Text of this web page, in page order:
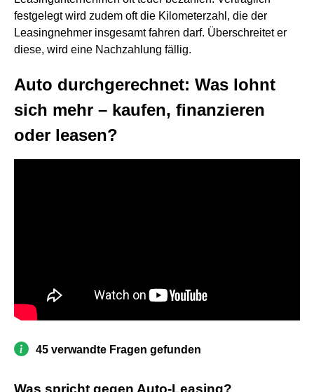
festgelegt wird zudem oft die Kilometerzahl, die der
Leasingnehmer insgesamt fahren darf. Überschreitet er
diese, wird eine Nachzahlung fällig.
Auto durchgerechnet: Was lohnt
sich mehr – kaufen, finanzieren
oder leasen?
45 verwandte Fragen gefunden
Was spricht gegen Auto-Leasing?